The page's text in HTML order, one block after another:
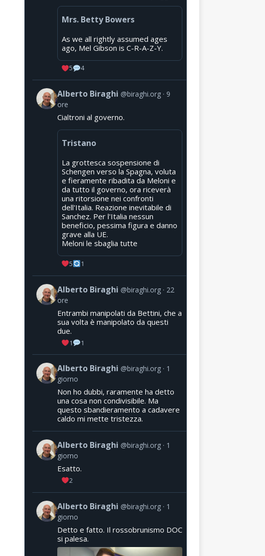
Mrs. Betty Bowers
As we all rightly assumed ages
ago, Mel Gibson is C-R-A-Z-Y.
5 4
Alberto Biraghi @biraghi.org
9
ore
Cialtroni al governo.
Tristano
La grottesca sospensione di
Schengen verso la Spagna, voluta
e fieramente ribadita da Meloni e
da tutto il governo, ora riceverà
una ritorsione nei confronti
dell'Italia. Reazione inevitabile di
Sanchez. Per l'Italia nessun
beneficio, pessima figura e danno
grave alla UE.
Meloni le sbaglia tutte
5 1
Alberto Biraghi @biraghi.org
22
ore
Entrambi manipolati da Bettini, che a
sua volta è manipolato da questi
due.
1 1
Alberto Biraghi @biraghi.org
1
giorno
Non ho dubbi, raramente ha detto
una cosa non condivisibile. Ma
questo sbandieramento a cadavere
caldo mi mette tristezza.
Alberto Biraghi @biraghi.org
1
giorno
Esatto.
2
Alberto Biraghi @biraghi.org
1
giorno
Detto e fatto. Il rossobrunismo DOC
si palesa.